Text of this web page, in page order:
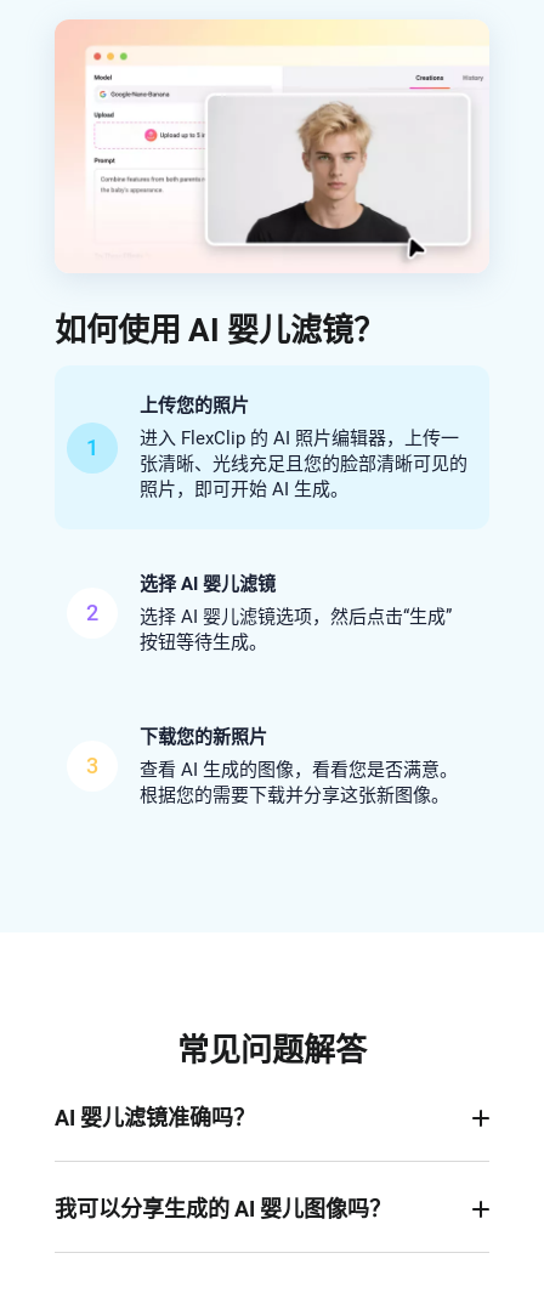
如何使用 AI 婴儿滤镜？
1
上传您的照片
进入 FlexClip 的 AI 照片编辑器，上传一
张清晰、光线充足且您的脸部清晰可见的
照片，即可开始 AI 生成。
2
选择 AI 婴儿滤镜
选择 AI 婴儿滤镜选项，然后点击“生成”
按钮等待生成。
3
下载您的新照片
查看 AI 生成的图像，看看您是否满意。
根据您的需要下载并分享这张新图像。
常见问题解答
AI 婴儿滤镜准确吗？
术，根据您的照片生成逼真可爱的婴儿版本。
我可以分享生成的 AI 婴儿图像吗？